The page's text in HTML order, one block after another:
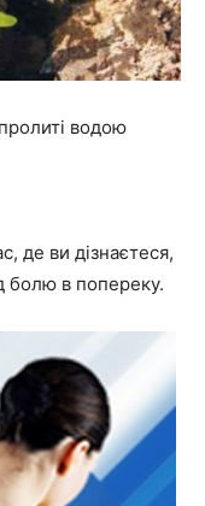
водою
де ви дізнаєтеся,
болю в попереку.